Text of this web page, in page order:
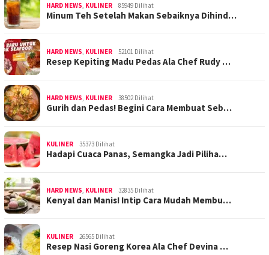
HARD NEWS KULINER 85949 Dilihat
Minum Teh Setelah Makan Sebaiknya Dihind…
HARD NEWS KULINER 52101 Dilihat
Resep Kepiting Madu Pedas Ala Chef Rudy …
HARD NEWS KULINER 38502 Dilihat
Gurih dan Pedas! Begini Cara Membuat Seb…
KULINER 35373 Dilihat
Hadapi Cuaca Panas, Semangka Jadi Piliha…
HARD NEWS KULINER 32835 Dilihat
Kenyal dan Manis! Intip Cara Mudah Membu…
KULINER 26565 Dilihat
Resep Nasi Goreng Korea Ala Chef Devina …